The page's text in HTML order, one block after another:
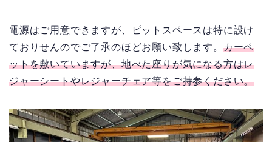
電源はご用意できますが、ピットスペースは特に設け
ておりせんのでご了承のほどお願い致します。 カーペ
ットを敷いていますが、地べた座りが気になる方はレ
ジャーシートやレジャーチェア等をご持参ください。